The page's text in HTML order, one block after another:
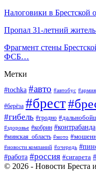
Налоговики в Брестской
Пропал 31-летний житель
Фрагмент стены
ФСБ…
Метки
#tochka #авто #автобус #армия
#берёза #брест
#гибель #гродно
#здоровье #кобрин #контрабанда
#минская_область #мото
#новости компаний #очередь
#работа #россия #сигарета
© 2026 - Новости Бреста